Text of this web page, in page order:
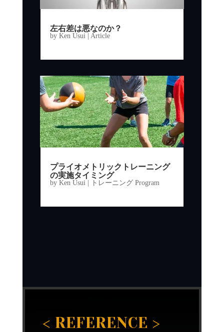
左右差は悪なのか？
by Ken Usui| Article
プライオメトリックトレーニング
の実施タイミング
by Ken Usui | トレーニング Program
< REFERENCE >